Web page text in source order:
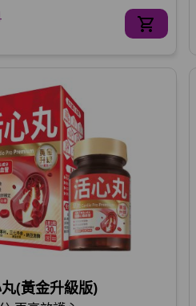
(黃金升級版)